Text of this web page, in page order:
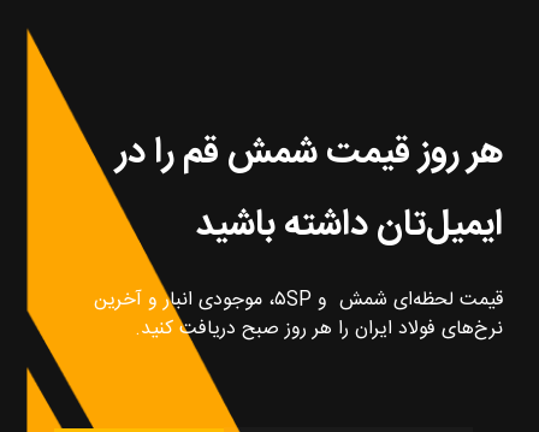
هر روز قیمت شمش قم را در
ایمیل‌تان داشته باشید
قیمت لحظه‌ای شمش و ۵SP، موجودی انبار و آخرین
نرخ‌های فولاد ایران را هر روز صبح دریافت کنید.